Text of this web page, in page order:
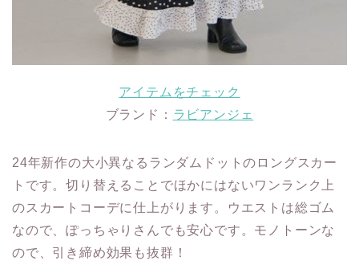
アイテムをチェック
ブランド： ラビアンジェ
24年新作の大小異なるランダムドットのロングスカー
トです。切り替えることでほかにはないワンランク上
のスカートコーデに仕上がります。ウエストは総ゴム
なので、ぽっちゃりさんでも安心です。モノトーンな
ので、引き締め効果も抜群！